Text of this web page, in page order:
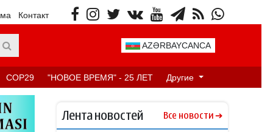
Контакт
AZƏRBAYCANCA
COP29 "НОВОЕ ВРЕМЯ" - 25 ЛЕТ Другие
Лента новостей Все новости